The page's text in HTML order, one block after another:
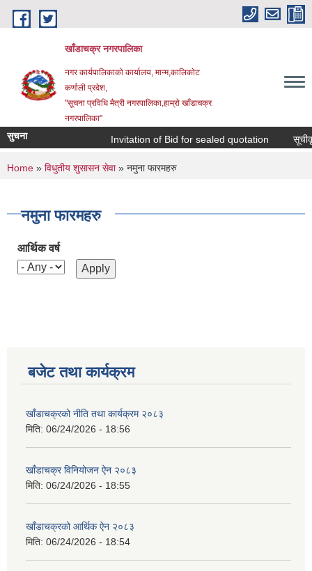
Skip to main content
खाँडाचक्र नगरपालिका
नगर कार्यपालिकाकाे कार्यालय, मान्म,कालिकाेट
क‍र्णाली प्रदेश,
"सूचना प्रविधि मैत्री नगरपालिका,हाम्राे खाँडाचक्र
नगरपालिका"
सुचना Invitation of Bid for sealed quotation
You are here
Home » विधुतीय शुसासन सेवा» नमुना फारमहरु
नमुना फारमहरु
आर्थिक वर्ष
बजेट तथा कार्यक्रम
खाँडाचक्रको नीति तथा कार्यक्रम २०८३
मिति: 06/24/2026 - 18:56
खाँडाचक्र विनियोजन ऐन २०८३
मिति: 06/24/2026 - 18:55
खाँडाचक्रको आर्थिक ऐन २०८३
मिति: 06/24/2026 - 18:54